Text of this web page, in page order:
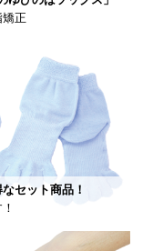
正
セット商品！